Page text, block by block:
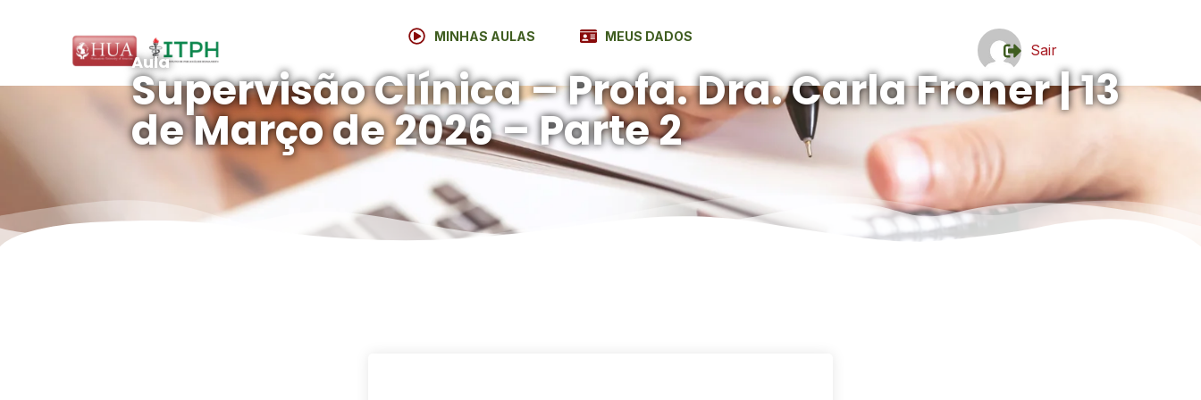
MINHAS AULAS MEUS DADOS
Sair
Aula
Supervisão Clínica – Profa. Dra. Carla Froner | 13
de Março de 2026 – Parte 2